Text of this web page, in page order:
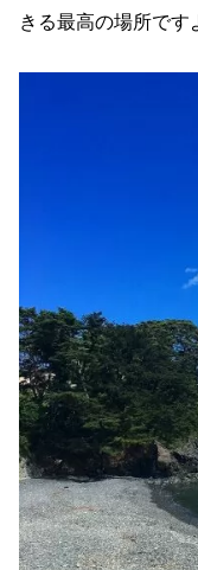
きる最高の場所です